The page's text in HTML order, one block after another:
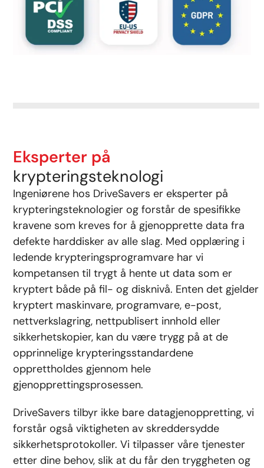
Eksperter på
krypteringsteknologi
Ingeniørene hos DriveSavers er eksperter på
krypteringsteknologier og forstår de spesifikke
kravene som kreves for å gjenopprette data fra
defekte harddisker av alle slag. Med opplæring i
ledende krypteringsprogramvare har vi
kompetansen til trygt å hente ut data som er
kryptert både på fil- og disknivå. Enten det gjelder
kryptert maskinvare, programvare, e-post,
nettverkslagring, nettpublisert innhold eller
sikkerhetskopier, kan du være trygg på at de
opprinnelige krypteringsstandardene
opprettholdes gjennom hele
gjenopprettingsprosessen.
DriveSavers tilbyr ikke bare datagjenoppretting, vi
forstår også viktigheten av skreddersydde
sikkerhetsprotokoller. Vi tilpasser våre tjenester
etter dine behov, slik at du får den tryggheten og